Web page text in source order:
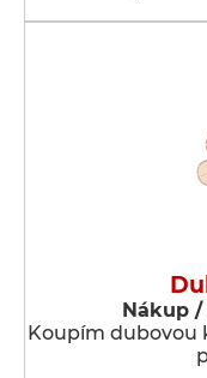
Nákup
Koupím dubovou